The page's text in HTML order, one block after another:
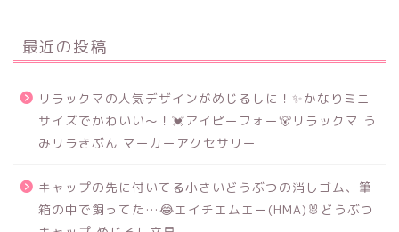
最近の投稿
リラックマの人気デザインがめじるしに！✨かなりミニ
サイズでかわいい～！💓アイピーフォー🐻リラックマ う
みリラきぶん マーカーアクセサリー
キャップの先に付いてる小さいどうぶつの消しゴム、筆
箱の中で飼ってた…😂エイチエムエー(HMA)🐰どうぶつ